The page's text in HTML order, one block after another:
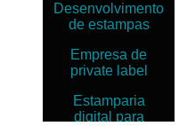
Desenvolvimento
de estampas
Empresa de
private label
Estamparia
digital para